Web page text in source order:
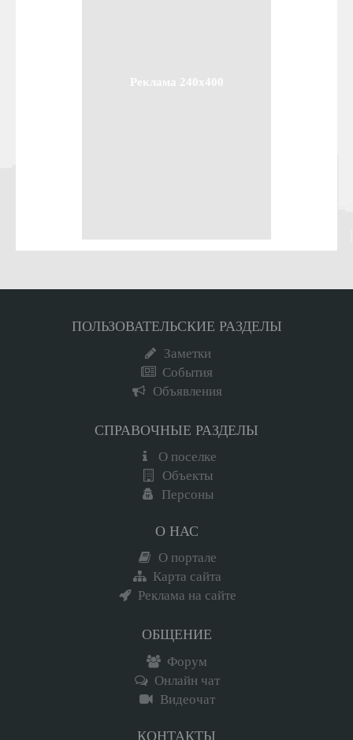
Реклама 240x400
ПОЛЬЗОВАТЕЛЬСКИЕ РАЗДЕЛЫ
Заметки
События
Объявления
СПРАВОЧНЫЕ РАЗДЕЛЫ
О поселке
Объекты
Персоны
О НАС
О портале
Карта сайта
Реклама на сайте
ОБЩЕНИЕ
Форум
Онлайн чат
Видеочат
КОНТАКТЫ